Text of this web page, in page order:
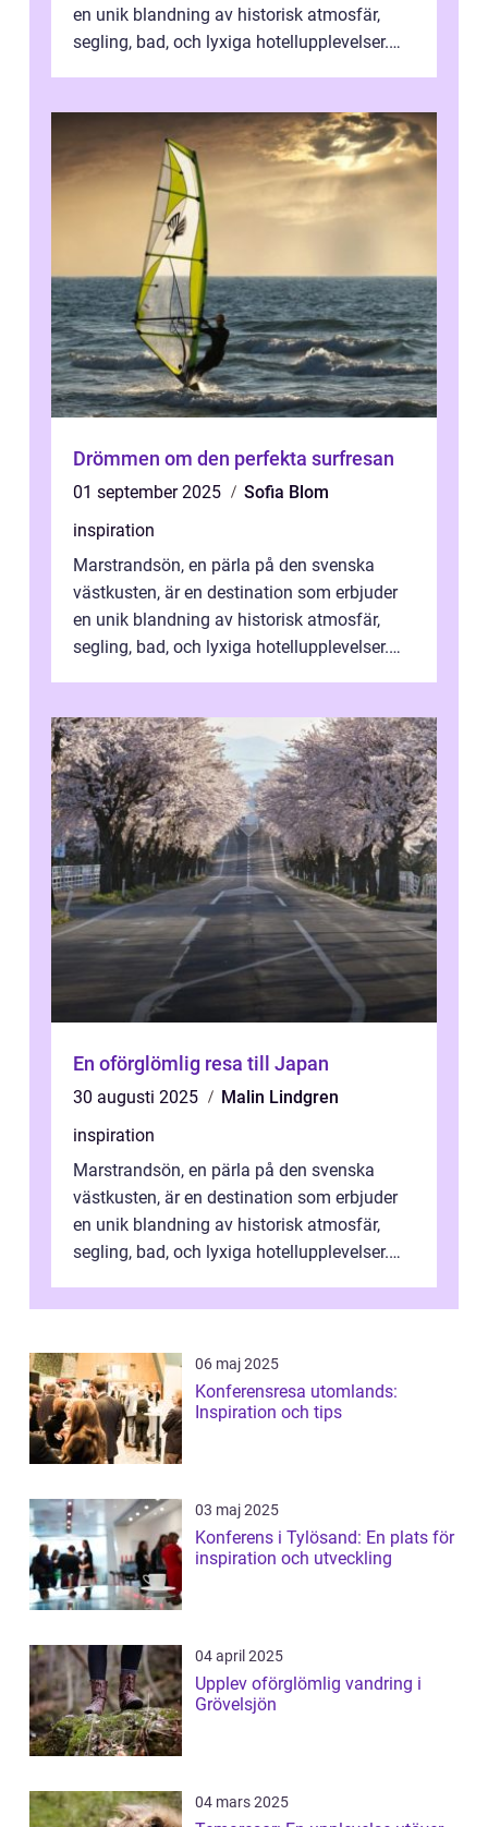
en unik blandning av historisk atmosfär,
segling, bad, och lyxiga hotellupplevelser.
Drömmen om den perfekta surfresan
01 september 2025
Sofia Blom
inspiration
Marstrandsön, en pärla på den svenska
västkusten, är en destination som erbjuder
en unik blandning av historisk atmosfär,
segling, bad, och lyxiga hotellupplevelser.
En oförglömlig resa till Japan
30 augusti 2025
Malin Lindgren
inspiration
Marstrandsön, en pärla på den svenska
västkusten, är en destination som erbjuder
en unik blandning av historisk atmosfär,
segling, bad, och lyxiga hotellupplevelser.
06 maj 2025
Konferensresa utomlands:
Inspiration och tips
03 maj 2025
Konferens i Tylösand: En plats för
inspiration och utveckling
04 april 2025
Upplev oförglömlig vandring i
Grövelsjön
04 mars 2025